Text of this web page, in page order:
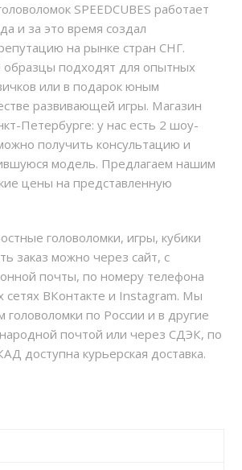
SPEEDCUBES работает
и за это время создал
на рынке стран СНГ.
образцы подходят для опытных
или в подарок юным
развивающей игры. Магазин
Петербурге: у нас есть 2 шоу-
получить консультацию и
модель. Предлагаем нашим
цены на представленную
головоломки, игры, кубики
заказ можно через сайт, с
почты, по номеру телефона
сетях ВКонтакте и Instagram. Мы
головоломки по России и в другие
почтой или через СДЭК, по
доступна курьерская доставка.